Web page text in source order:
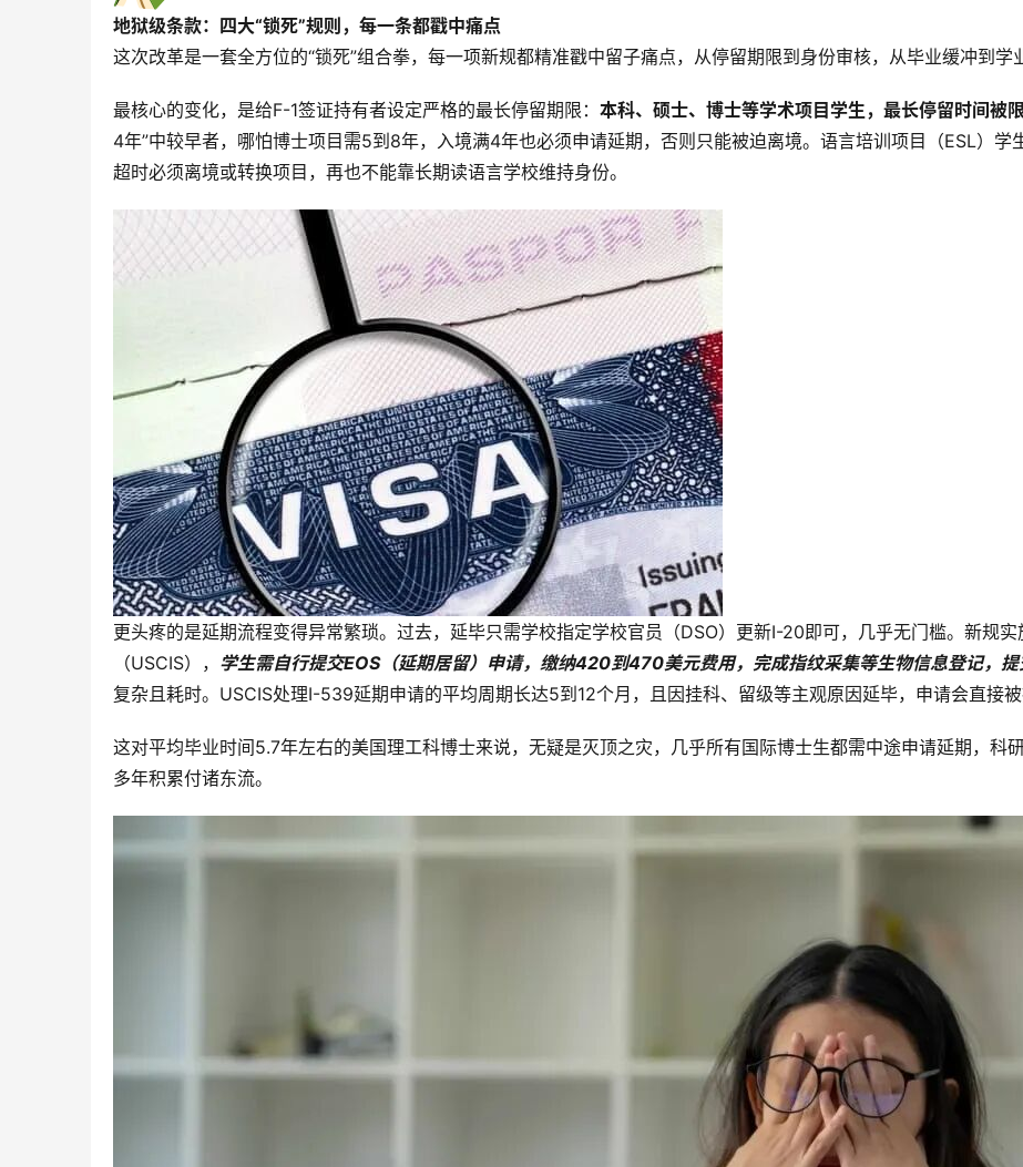
地狱级条款：四大“锁死”规则，每一条都戳中痛点
这次改革是一套全方位的“锁死”组合拳，每一项新规都精准戳中留子痛点，从停留期限到身份审核，从毕业缓冲到学
最核心的变化，是给F-1签证持有者设定严格的最长停留期限： 本科、硕士、博士等学术项目学生，最长停留时间被
4年”中较早者，哪怕博士项目需5到8年，入境满4年也必须申请延期，否则只能被迫离境。语言培训项目（ESL）学
超时必须离境或转换项目，再也不能靠长期读语言学校维持身份。
更头疼的是延期流程变得异常繁琐。过去，延毕只需学校指定学校官员（DSO）更新I-20即可，几乎无门槛。新规
（USCIS）， 学生需自行提交EOS（延期居留）申请，缴纳420到470美元费用，完成指纹采集等生物信息登记，
复杂且耗时。USCIS处理I-539延期申请的平均周期长达5到12个月，且因挂科、留级等主观原因延毕，申请会直接被
这对平均毕业时间5.7年左右的美国理工科博士来说，无疑是灭顶之灾，几乎所有国际博士生都需中途申请延期，科
多年积累付诸东流。